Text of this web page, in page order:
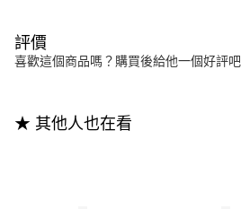
評價
喜歡這個商品嗎？購買後給他一個好評吧
★ 其他人也在看